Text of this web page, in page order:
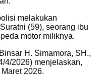
melakukan
(59), seorang ibu
motor miliknya.
H. Simamora, SH.,
4/2026) menjelaskan,
2026.